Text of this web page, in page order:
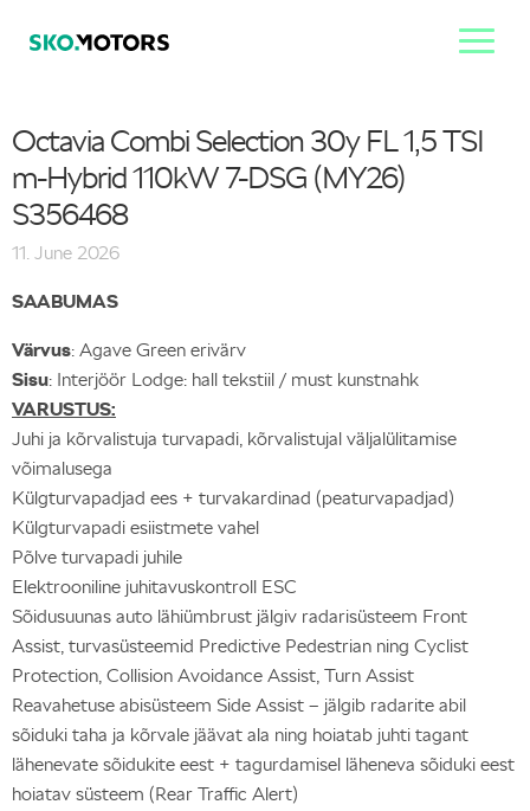
Octavia Combi Selection 30y FL 1,5 TSI
m-Hybrid 110kW 7-DSG (MY26)
S356468
11. June 2026
SAABUMAS
Värvus: Agave Green erivärv
Sisu: Interjöör Lodge: hall tekstiil / must kunstnahk
VARUSTUS:
Juhi ja kõrvalistuja turvapadi, kõrvalistujal väljalülitamise
võimalusega
Külgturvapadjad ees + turvakardinad (peaturvapadjad)
Külgturvapadi esiistmete vahel
Põlve turvapadi juhile
Elektrooniline juhitavuskontroll ESC
Sõidusuunas auto lähiümbrust jälgiv radarisüsteem Front
Assist, turvasüsteemid Predictive Pedestrian ning Cyclist
Protection, Collision Avoidance Assist, Turn Assist
Reavahetuse abisüsteem Side Assist – jälgib radarite abil
sõiduki taha ja kõrvale jäävat ala ning hoiatab juhti tagant
lähenevate sõidukite eest + tagurdamisel läheneva sõiduki eest
hoiatav süsteem (Rear Traffic Alert)